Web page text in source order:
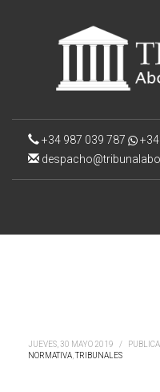
+34 987 039 787
JUEVES, 30 MAYO 2019 /
NORMATIVA ,TRIBUNALES